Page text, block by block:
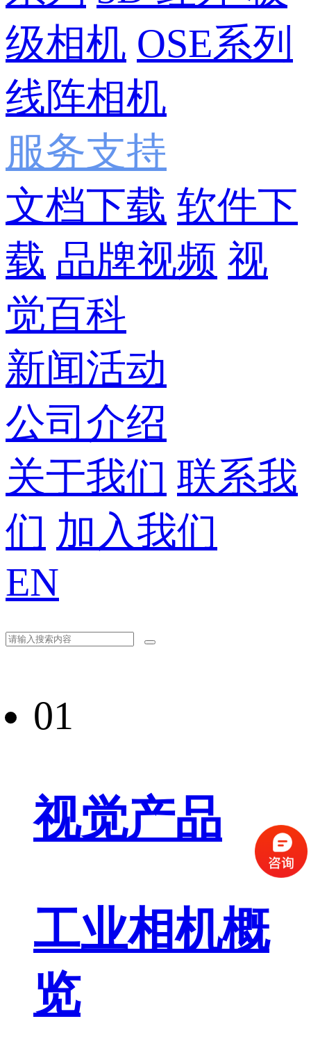
级相机 OSE系列
线阵相机
服务支持
文档下载 软件下
载 品牌视频 视
觉百科
新闻活动
公司介绍
关于我们 联系我
们 加入我们
EN
01
视觉产品
工业相机概
览